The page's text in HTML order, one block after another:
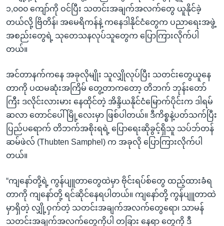
၁,၀၀၀ ကျော်ကို ဝင်ပြီး သတင်းအချက်အလက်တွေ ယူနိုင်ခဲ့
တယ်လို့ ဗြိတိန်၊ အမေရိကန်နဲ့ ကနေဒါနိုင်ငံတွေက ပညာရေးအဖွဲ့
အစည်းတွေရဲ့ သုတေသနလုပ်သူတွေက ပြောကြားလိုက်ပါ
တယ်။
အင်တာနက်ကနေ အခုလိုမျိုး သူလျှိုလုပ်ပြီး သတင်းတွေယူနေ
တာကို ပထမဆုံးအကြိမ် တွေ့တာကတော့ တိဘက် ဘုန်းတော်
ကြီး ဒလိုင်းလားမား နေထိုင်တဲ့ အိန္ဒိယနိုင်ငံမြောက်ပိုင်းက ဒါရမ်
ဆလာ တောင်ပေါ်မြို့လေးမှာ ဖြစ်ပါတယ်။ ဒီကိစ္စနဲ့ပတ်သက်ပြီး
ပြည်ပရောက် တိဘက်အစိုးရရဲ့ ပြောရေးဆိုခွင့်ရှိသူ သပ်ဘ်တန်
ဆမ်ဖဲလ် (Thubten Samphel) က အခုလို ပြောကြားလိုက်ပါ
တယ်။
“ကျနော်တို့ရဲ့ ကွန်ပျူတာတွေထဲမှာ ဗိုင်းရပ်စ်တွေ ထည့်ထားခံရ
တာကို ကျနော်တို့ ရင်ဆိုင်နေရပါတယ်။ ကျနော်တို့ ကွန်ပျူတာထဲ
မှာရှိတဲ့ လျှို့ဝှက်တဲ့ သတင်းအချက်အလက်တွေရော၊ သာမန်
သတင်းအချက်အလက်တွေကိုပါ တခြား နေရာ တွေကို ဒီ